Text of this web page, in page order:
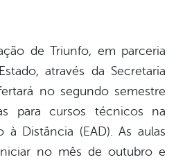
de Triunfo, em parceria
através da Secretaria
no segundo semestre
para cursos técnicos na
à Distância (EAD). As aulas
no mês de outubro e